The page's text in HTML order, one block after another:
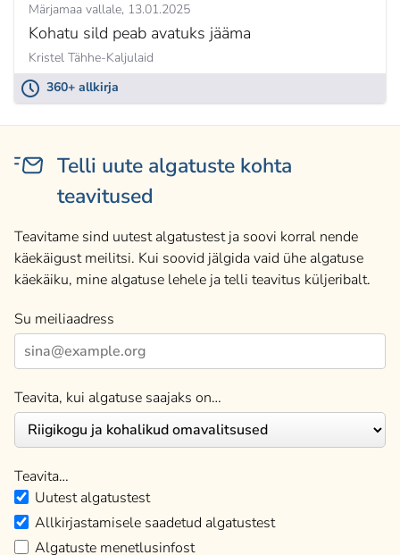
Märjamaa vallale 13.01.2025
Kohatu sild peab avatuks jääma
Kristel Tähhe-Kaljulaid
360+ allkirja
Telli uute algatuste kohta
teavitused
Teavitame sind uutest algatustest ja soovi korral nende
käekäigust meilitsi. Kui soovid jälgida vaid ühe algatuse
käekäiku, mine algatuse lehele ja telli teavitus küljeribalt.
Su meiliaadress
Teavita, kui algatuse saajaks on…
Teavita…
Uutest algatustest
Allkirjastamisele saadetud algatustest
Algatuste menetlusinfost